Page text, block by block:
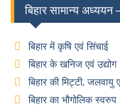
बिहार सामान्य
बिहार में कृषि एवं सिंचाई
बिहार के खनिज एवं उद्योग
बिहार की मिट्टी, जलवायु
बिहार का भौगोलिक स्वरुप